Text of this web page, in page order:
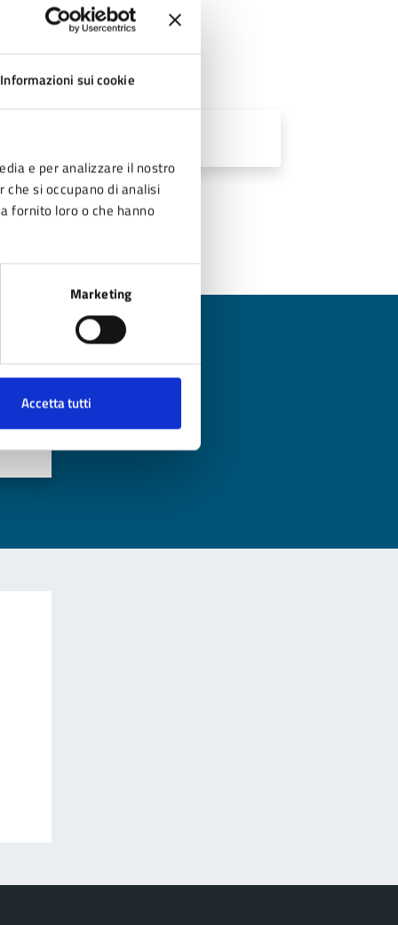
Informazioni sui cookie
e per analizzare il nostro
si occupano di analisi
fornito loro o che hanno
Marketing
Accetta tutti